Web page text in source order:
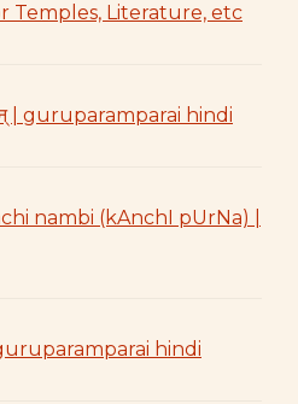
Temples, Literature, etc
| guruparamparai hindi
nambi (kAnchI pUrNa) |
guruparamparai hindi